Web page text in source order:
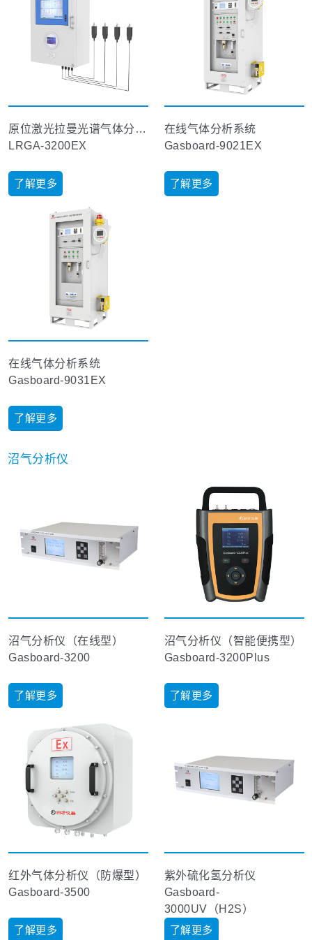
原位激光拉曼光谱气体分析仪
LRGA-3200EX
了解更多
在线气体分析系统
Gasboard-9021EX
了解更多
在线气体分析系统
Gasboard-9031EX
了解更多
沼气分析仪
沼气分析仪（在线型）
Gasboard-3200
了解更多
沼气分析仪（智能便携型）
Gasboard-3200Plus
了解更多
红外气体分析仪（防爆型）
Gasboard-3500
了解更多
紫外硫化氢分析仪
Gasboard-
3000UV（H2S）
了解更多